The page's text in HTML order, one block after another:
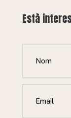
Està